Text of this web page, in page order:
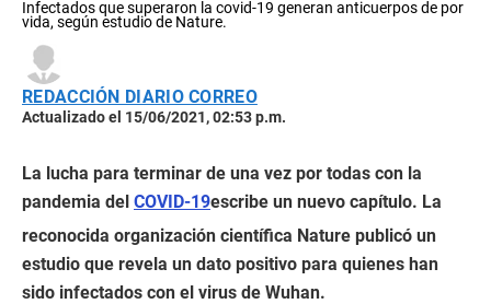
Infectados que superaron la covid-19 generan anticuerpos de por
vida, según estudio de Nature.
REDACCIÓN DIARIO CORREO
Actualizado el 15/06/2021, 02:53 p.m.
La lucha para terminar de una vez por todas con la
pandemia del COVID-19escribe un nuevo capítulo. La
reconocida organización científica Nature publicó un
estudio que revela un dato positivo para quienes han
sido infectados con el virus de Wuhan.